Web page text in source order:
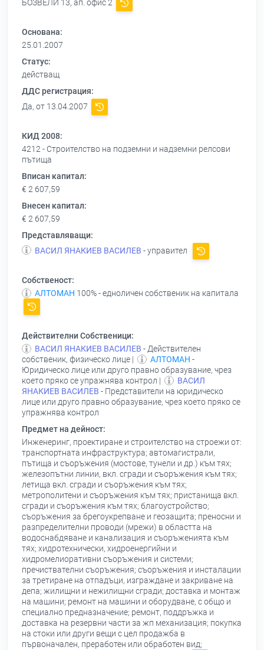
БОЗВЕЛИ 13, ап. офис 2
Основана:
25.01.2007
Статус:
действащ
ДДС регистрация:
Да, от 13.04.2007
КИД 2008:
4212 - Строителство на подземни и надземни релсови
пътища
Вписан капитал:
€ 2 607,59
Внесен капитал:
€ 2 607,59
Представляващи:
ВАСИЛ ЯНАКИЕВ ВАСИЛЕВ - управител
Собственост:
АЛТОМАН 100% - едноличен собственик на капитала
Действителни Собственици:
ВАСИЛ ЯНАКИЕВ ВАСИЛЕВ - Действителен
собственик, физическо лице |
АЛТОМАН -
Юридическо лице или друго правно образувание, чрез
което пряко се упражнява контрол |
ВАСИЛ
ЯНАКИЕВ ВАСИЛЕВ - Представители на юридическо
лице или друго правно образувание, чрез което пряко се
упражнява контрол
Предмет на дейност:
Инженеринг, проектиране и строителство на строежи от:
транспортната инфраструктура; автомагистрали,
пътища и съоръжения (мостове, тунели и др.) към тях;
железопътни линии, вкл. сгради и съоръжения към тях;
летища вкл. сгради и съоръжения към тях;
метрополитени и съоръжения към тях; пристанища вкл.
сгради и съоръжения към тях; благоустройство;
съоръжения за брегоукрепване и геозащита; преносни и
разпределителни проводи (мрежи) в областта на
водоснабдяване и канализация и съоръженията към
тях; хидротехнически, хидроенергийни и
хидромелиоративни съоръжения и системи;
пречиствателни съоръжения; съоръжения и инсталации
за третиране на отпадъци, изграждане и закриване на
депа; жилищни и нежилищни сгради; доставка и монтаж
на машини; ремонт на машини и оборудване, с общо и
специално предназначение; ремонт, поддръжка и
доставка на резервни части за жп механизация; покупка
на стоки или други вещи с цел продажба в
първоначален, преработен или обработен вид;